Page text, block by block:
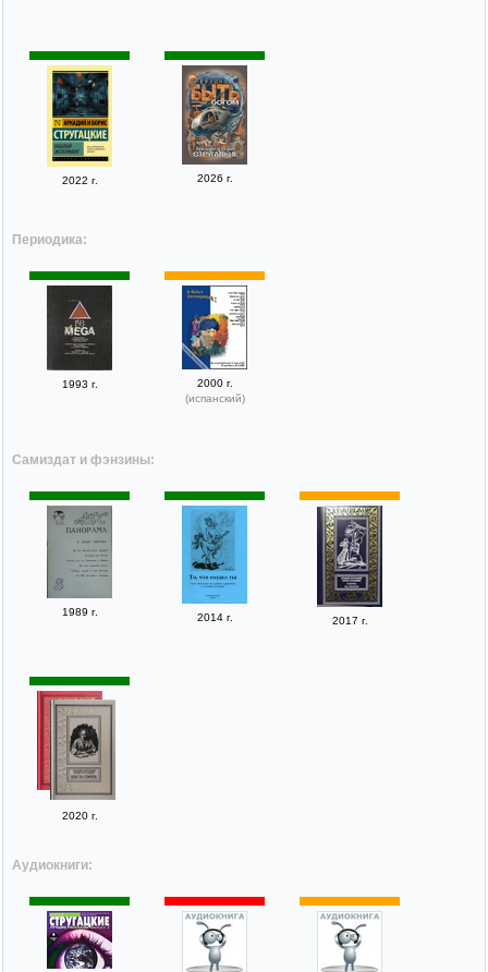
2022 г. 2026 г.
Периодика:
1993 г.
2000 г.
(испанский)
Самиздат и фэнзины:
1989 г. 2014 г. 2017 г.
2020 г.
Аудиокниги: